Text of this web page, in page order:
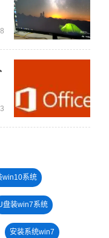
win10系统
盘装win7系统
安装系统win7